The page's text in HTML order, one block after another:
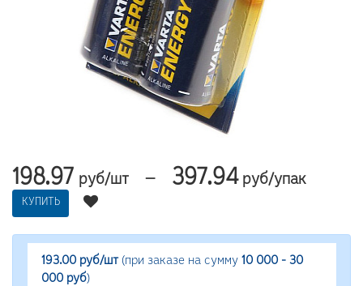
198.97 руб/шт — 397.94руб/упак
КУПИТЬ
193.00 руб/шт(при заказе на сумму 10 000 - 30
000 руб)